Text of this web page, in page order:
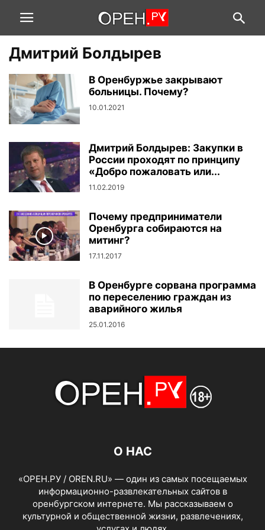
Дмитрий Болдырев
В Оренбуржье закрывают
больницы. Почему?
10.01.2021
Дмитрий Болдырев: Закупки в
России проходят по принципу
«Добро пожаловать или...
11.02.2019
Почему предприниматели
Оренбурга собираются на
митинг?
17.11.2017
В Оренбурге сорвана программа
по переселению граждан из
аварийного жилья
25.01.2016
О НАС
«ОРЕН.РУ / OREN.RU» — один из самых посещаемых
информационно-развлекательных сайтов в
оренбургском интернете. Мы рассказываем о
культурной и общественной жизни, развлечениях,